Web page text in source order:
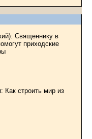
Священнику в
приходские
Как строить мир из